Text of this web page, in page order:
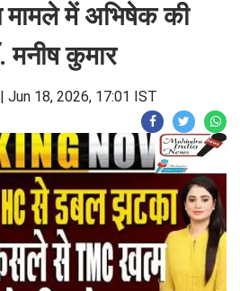
मामले में अभिषेक की
मनीष कुमार
| Jun 18, 2026, 17:01 IST